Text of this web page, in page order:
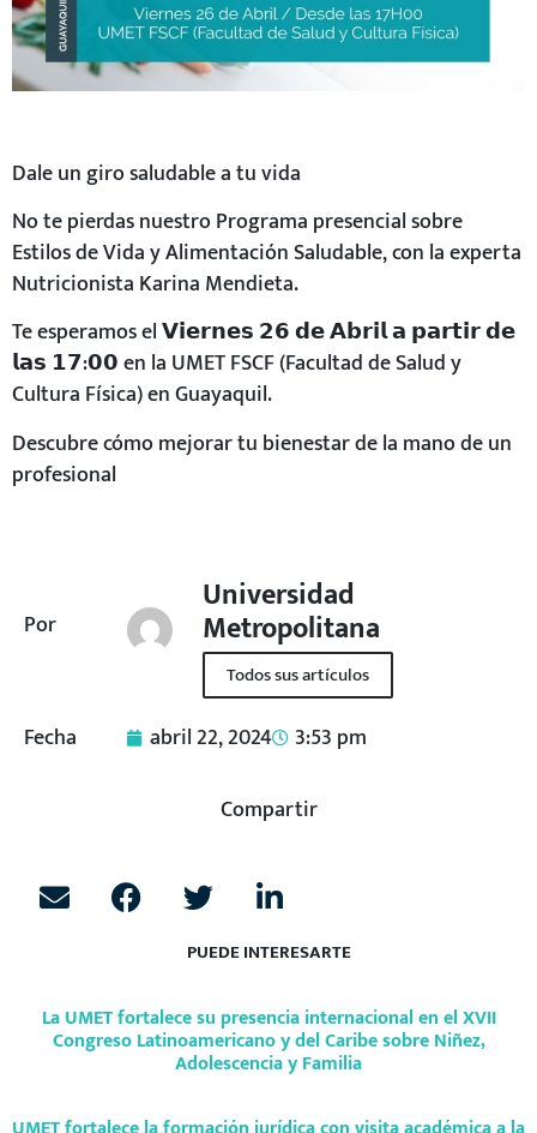
Por
Universidad
Metropolitana
Todos sus artículos
Fecha abril 22, 2024 3:53 pm
Compartir
PUEDE INTERESARTE
La UMET fortalece su presencia internacional en el XVII
Congreso Latinoamericano y del Caribe sobre Niñez,
Adolescencia y Familia
Dale un giro saludable a tu vida
No te pierdas nuestro Programa presencial sobre
Estilos de Vida y Alimentación Saludable, con la experta
Nutricionista Karina Mendieta.
Te esperamos el 𝗩𝗶𝗲𝗿𝗻𝗲𝘀 𝟮𝟲 𝗱𝗲 𝗔𝗯𝗿𝗶𝗹 𝗮 𝗽𝗮𝗿𝘁𝗶𝗿 𝗱𝗲
𝗹𝗮𝘀 𝟭𝟳:𝟬𝟬 en la UMET FSCF (Facultad de Salud y
Cultura Física) en Guayaquil.
Descubre cómo mejorar tu bienestar de la mano de un
profesional